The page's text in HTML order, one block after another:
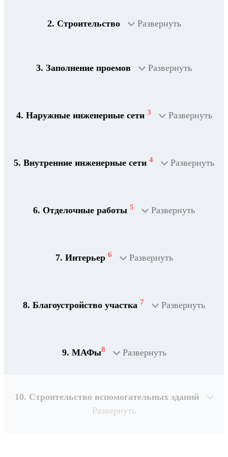
2. Строительство Развернуть
3. Заполнение проемов Развернуть
4. Наружные инженерные сети 3 Развернуть
5. Внутренние инженерные сети 4 Развернуть
6. Отделочные работы 5 Развернуть
7. Интерьер 6 Развернуть
8. Благоустройство участка 7 Развернуть
9. МАФы8 Развернуть
10. Строительство вспомогательных зданий
Развернуть